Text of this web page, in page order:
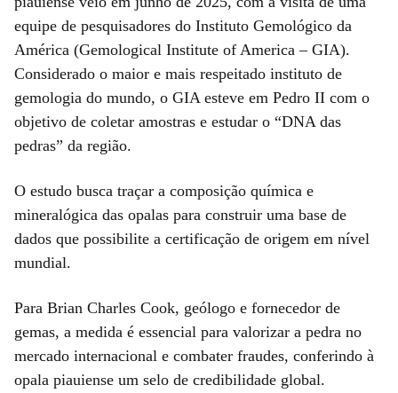
equipe de pesquisadores do Instituto Gemológico da
América (Gemological Institute of America – GIA).
Considerado o maior e mais respeitado instituto de
gemologia do mundo, o GIA esteve em Pedro II com o
objetivo de coletar amostras e estudar o “DNA das
pedras” da região.
O estudo busca traçar a composição química e
mineralógica das opalas para construir uma base de
dados que possibilite a certificação de origem em nível
mundial.
Para Brian Charles Cook, geólogo e fornecedor de
gemas, a medida é essencial para valorizar a pedra no
mercado internacional e combater fraudes, conferindo à
opala piauiense um selo de credibilidade global.